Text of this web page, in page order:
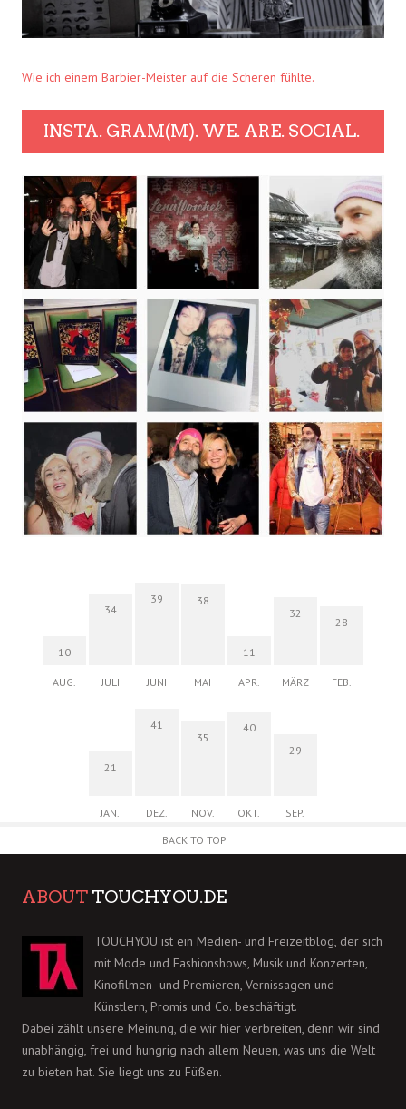
Wie ich einem Barbier-Meister auf die Scheren fühlte.
INSTA. GRAM(M). WE. ARE. SOCIAL.
10
AUG.
34
JULI
39
JUNI
38
MAI
11
APR.
32
MÄRZ
28
FEB.
21
JAN.
41
DEZ.
35
NOV.
40
OKT.
29
SEP.
BACK TO TOP
ABOUT TOUCHYOU.DE
TOUCHYOU ist ein Medien- und Freizeitblog, der sich
mit Mode und Fashionshows, Musik und Konzerten,
Kinofilmen- und Premieren, Vernissagen und
Künstlern, Promis und Co. beschäftigt.
Dabei zählt unsere Meinung, die wir hier verbreiten, denn wir sind
unabhängig, frei und hungrig nach allem Neuen, was uns die Welt
zu bieten hat. Sie liegt uns zu Füßen.